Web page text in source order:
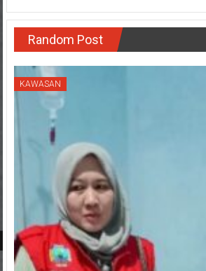
Random Post
KAWASAN